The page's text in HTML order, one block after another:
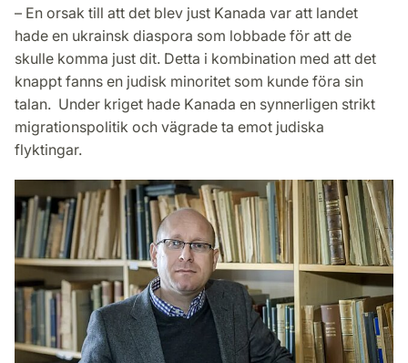
– En orsak till att det blev just Kanada var att landet
hade en ukrainsk diaspora som lobbade för att de
skulle komma just dit. Detta i kombination med att det
knappt fanns en judisk minoritet som kunde föra sin
talan. Under kriget hade Kanada en synnerligen strikt
migrationspolitik och vägrade ta emot judiska
flyktingar.